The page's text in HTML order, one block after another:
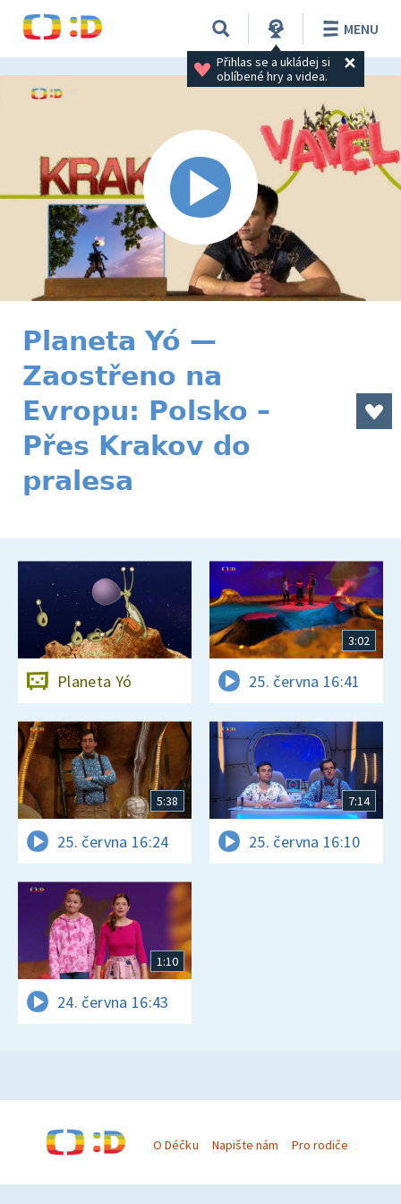
Přihlas se a ukládej si
oblíbené hry a videa.
MENU
Planeta Yó —
Zaostřeno na
Evropu: Polsko –
Přes Krakov do
pralesa
Planeta Yó
3:02
25. června 16:41
5:38
25. června 16:24
7:14
25. června 16:10
1:10
24. června 16:43
O Déčku Napište nám Pro rodiče